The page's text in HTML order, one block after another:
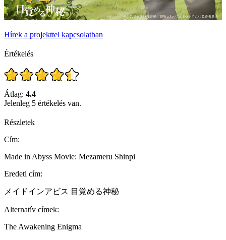
Hírek a projekttel kapcsolatban
Értékelés
Átlag: 4.4
Jelenleg 5 értékelés van.
Részletek
Cím:
Made in Abyss Movie: Mezameru Shinpi
Eredeti cím:
メイドインアビス 目覚める神秘
Alternatív címek:
The Awakening Enigma